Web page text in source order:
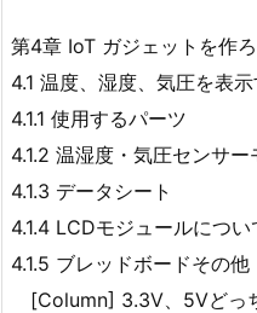
第4章 IoT ガジェットを作ろ
4.1 温度、湿度、気圧を表
4.1.1 使用するパーツ
4.1.2 温湿度・気圧センサ
4.1.3 データシート
4.1.4 LCDモジュールについ
4.1.5 ブレッドボードその他
[Column] 3.3V、5Vどっ